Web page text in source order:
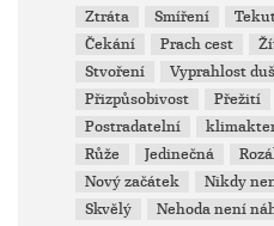
Ztráta
Smíření
Čekání
Prach cest
Stvoření
Vyprahlost
Přizpůsobivost
Přežití
Postradatelní
Růže
Jedinečná
Nový začátek
Nikdy
Skvělý
Nehoda není